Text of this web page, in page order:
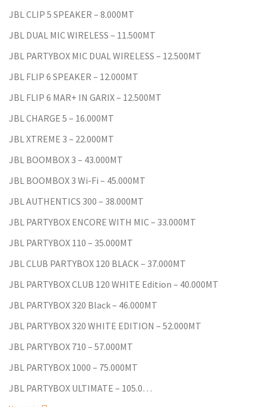
JBL CLIP 5 SPEAKER – 8.000MT
JBL DUAL MIC WIRELESS – 11.500MT
JBL PARTYBOX MIC DUAL WIRELESS – 12.500MT
JBL FLIP 6 SPEAKER – 12.000MT
JBL FLIP 6 MAR+ IN GARIX – 12.500MT
JBL CHARGE 5 – 16.000MT
JBL XTREME 3 – 22.000MT
JBL BOOMBOX 3 – 43.000MT
JBL BOOMBOX 3 Wi-Fi – 45.000MT
JBL AUTHENTICS 300 – 38.000MT
JBL PARTYBOX ENCORE WITH MIC – 33.000MT
JBL PARTYBOX 110 – 35.000MT
JBL CLUB PARTYBOX 120 BLACK – 37.000MT
JBL PARTYBOX CLUB 120 WHITE Edition – 40.000MT
JBL PARTYBOX 320 Black – 46.000MT
JBL PARTYBOX 320 WHITE EDITION – 52.000MT
JBL PARTYBOX 710 – 57.000MT
JBL PARTYBOX 1000 – 75.000MT
JBL PARTYBOX ULTIMATE – 105.0…